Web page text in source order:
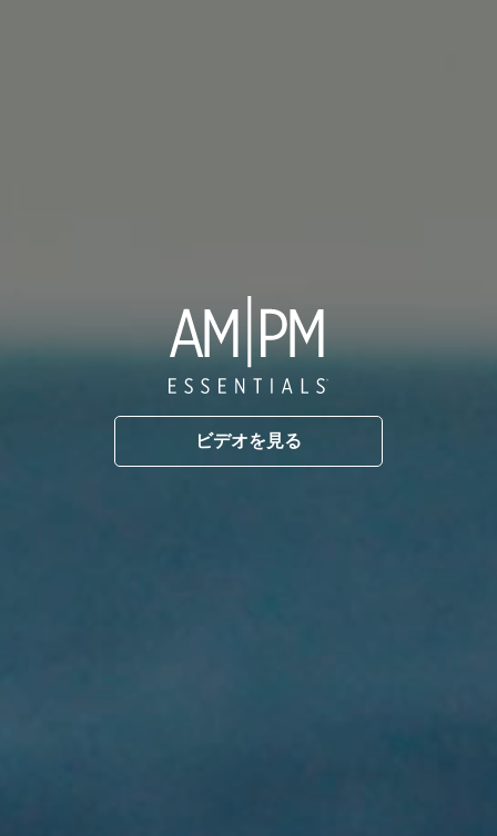
ビデオを見る